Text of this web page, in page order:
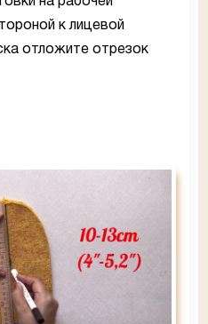
к лицевой
отложите отрезок